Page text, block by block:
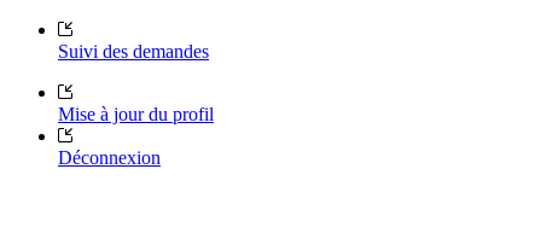
Suivi des demandes
Mise à jour du profil
Déconnexion